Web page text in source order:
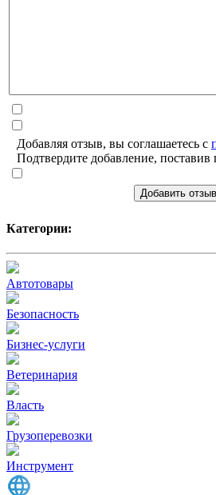
Добавляя отзыв, вы соглашаетесь с
Подтвердите добавление, поставив
Добавить отзыв
Категории:
Автотовары
Безопасность
Бизнес-услуги
Ветеринария
Власть
Грузоперевозки
Инструмент